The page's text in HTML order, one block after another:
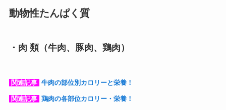
動物性たんぱく質
・肉 類（牛肉、豚肉、鶏肉）
関連記事 牛肉の部位別カロリーと栄養！
関連記事 鶏肉の各部位カロリー・栄養！